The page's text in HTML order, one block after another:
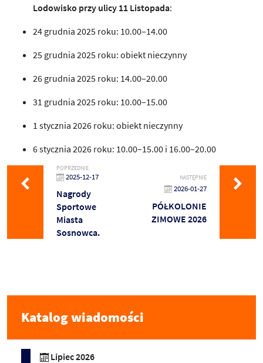
Lodowisko przy ulicy 11 Listopada:
24 grudnia 2025 roku: 10.00–14.00
25 grudnia 2025 roku: obiekt nieczynny
26 grudnia 2025 roku: 14.00–20.00
31 grudnia 2025 roku: 10.00–15.00
1 stycznia 2026 roku: obiekt nieczynny
6 stycznia 2026 roku: 10.00–15.00 i 16.00–20.00
POPRZEDNIE
2025-12-17
Nagrody
Sportowe
Miasta
Sosnowca.
NASTĘPNIE
2026-01-27
PÓŁKOLONIE
ZIMOWE 2026
Katalog wiadomości
Lipiec 2026